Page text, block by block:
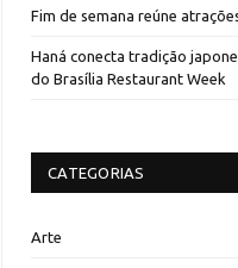
Fim de semana reúne
Haná conecta tradição
do Brasília Restaurant Week
CATEGORIAS
Arte